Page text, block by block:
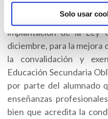
Solo usar
director general de
dictan instrucciones,
implantación de la Ley
diciembre, para la mejora
la convalidación y
Educación Secundaria
por parte del alumnado
enseñanzas
bien que acredita la